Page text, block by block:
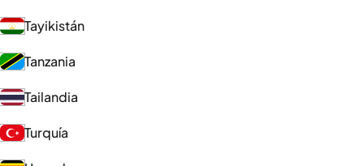
Tayikistán
Tanzania
Tailandia
Turquía